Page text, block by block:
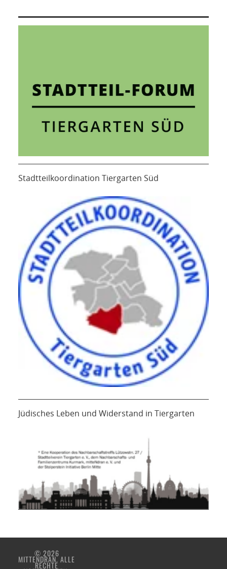
Stadtteilkoordination Tiergarten Süd
Jüdisches Leben und Widerstand in Tiergarten
© 2026
MITTENDRAN. ALLE
RECHTE